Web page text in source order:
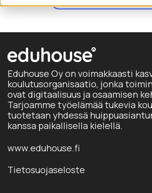
Eduhouse Oy on voimakkaasti
koulutusorganisaatio, jonka
ovat digitaalisuus ja osaamisen
Tarjoamme työelämää tukevia
tuotetaan yhdessä
kanssa paikallisella kielellä.
www.eduhouse.fi
Tietosuojaseloste